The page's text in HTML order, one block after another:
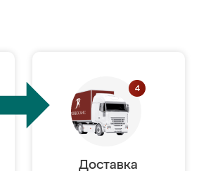
Доставка